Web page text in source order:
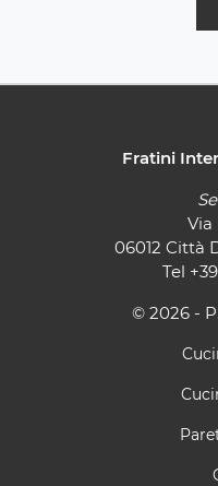
Fratini
Via
06012 Città
Tel
© 2026 -